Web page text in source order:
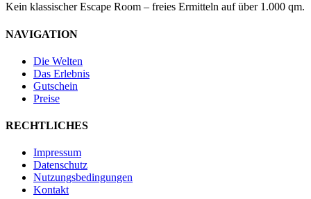
Kein klassischer Escape Room – freies Ermitteln auf über 1.000 qm.
NAVIGATION
Die Welten
Das Erlebnis
Gutschein
Preise
RECHTLICHES
Impressum
Datenschutz
Nutzungsbedingungen
Kontakt